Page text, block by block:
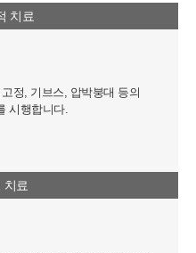
치료
정, 기브스, 압박붕대 등의
시행합니다.
치료